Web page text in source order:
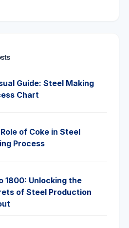
Guide: Steel Making
Chart
of Coke in Steel
Process
1800: Unlocking the
of Steel Production